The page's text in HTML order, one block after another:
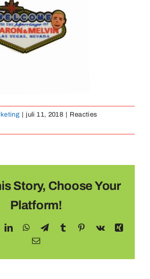
| juli 11, 2018 | Reacties
Story, Choose Your
Platform!
LinkedInWhatsApp
TelegramTumblr Pinterest
Vk
Xing
E-